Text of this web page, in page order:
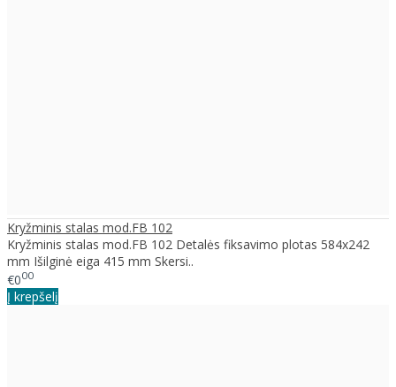
Kryžminis stalas mod.FB 102
Kryžminis stalas mod.FB 102 Detalės fiksavimo plotas 584x242
mm Išilginė eiga 415 mm Skersi..
€000
Į krepšelį